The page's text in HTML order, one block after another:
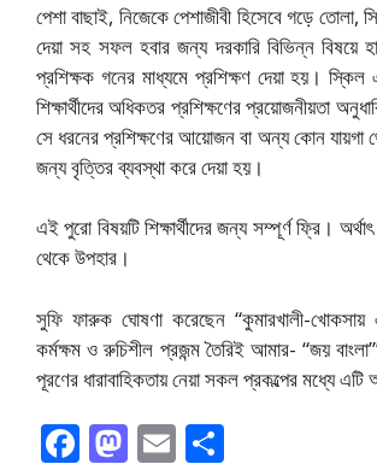
পেশা বাছাই, নিজেকে পেশাজীবী হিসেবে গড়ে তোলা,
দেয়া সহ সফল হবার জন্য দরকারি বিভিন্ন বিষয়ে
প্রশিক্ষক গনের মাধ্যমে প্রশিক্ষণ দেয়া হয়। স্কিল
শিক্ষার্থীদের অধিকতর প্রশিক্ষণের প্রয়োজনীয়তা
সে ধরনের প্রশিক্ষণের আয়োজন বা অন্য কোন যায়গা
জন্য বৃত্তির ব্যবস্থা করে দেয়া হয়।
এই পুরো বিষয়টি শিক্ষার্থীদের জন্য সম্পূর্ণ ফ্রি।
থেকে উপহার।
সুফি ফারুক ঘোষণা করেছেন “কুমারখালী-খোকসায়
কর্মক্ষম ও রুচিশীল প্রজন্ম তৈরিই আমার- “জয়
পূরণের ধারাবাহিকতায় নেয়া সকল প্রকল্পের মধ্যে
F M E